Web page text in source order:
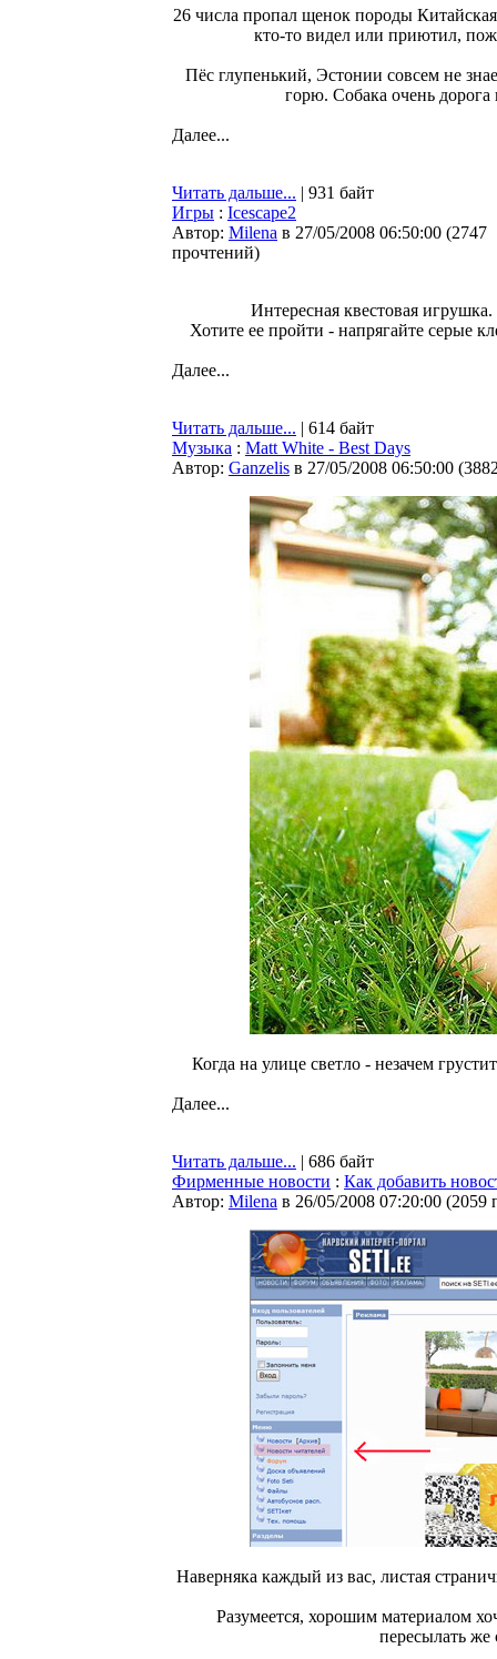
26 числа пропал щенок породы
кто-то видел или приютил,
Пёс глупенький, Эстонии совсем не
горю. Собака очень
Далее...
Читать дальше... | 931 байт
Игры : Icescape2
Автор: Milena в 27/05/2008 06:50:00 (2747
прочтений)
Интересная квестовая игрушка.
Хотите ее пройти - напрягайте серые
Далее...
Читать дальше... | 614 байт
Музыка : Matt White - Best Days
Автор: Ganzelis в 27/05/2008 06:50:00 (
Когда на улице светло - незачем
Далее...
Читать дальше... | 686 байт
Фирменные новости : Как добавить
Автор: Milena в 26/05/2008 07:20:00 (2059
Наверняка каждый из вас, листая
Разумеется, хорошим материалом
пересылать